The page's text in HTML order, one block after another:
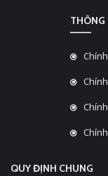
THÔNG
QUY ĐỊNH CHUNG